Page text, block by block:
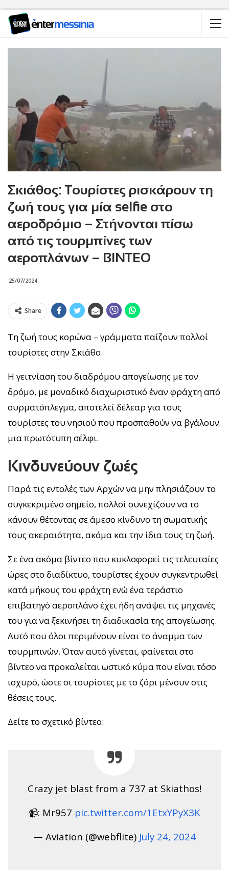
Σκιάθος: Τουρίστες ρισκάρουν τη
ζωή τους για μία selfie στο
αεροδρόμιο – Στήνονται πίσω
από τις τουρμπίνες των
αεροπλάνων – ΒΙΝΤΕΟ
25/07/2024
Share
Τη ζωή τους κορώνα – γράμματα παίζουν πολλοί
τουρίστες στην Σκιάθο.
Η γειτνίαση του διαδρόμου απογείωσης με τον
δρόμο, με μοναδικό διαχωριστικό έναν φράχτη από
συρματόπλεγμα, αποτελεί δέλεαρ για τους
τουρίστες του νησιού που προσπαθούν να βγάλουν
μια πρωτότυπη σέλφι.
Κινδυνεύουν ζωές
Παρά τις εντολές των Αρχών να μην πλησιάζουν το
συγκεκριμένο σημείο, πολλοί συνεχίζουν να το
κάνουν θέτοντας σε άμεσο κίνδυνο τη σωματικής
τους ακεραιότητα, ακόμα και την ίδια τους τη ζωή.
Σε ένα ακόμα βίντεο που κυκλοφορεί τις τελευταίες
ώρες στο διαδίκτυο, τουρίστες έχουν συγκεντρωθεί
κατά μήκους του φράχτη ενώ ένα τεράστιο
επιβατηγό αεροπλάνο έχει ήδη ανάψει τις μηχανές
του για να ξεκινήσει τη διαδικασία της απογείωσης.
Αυτό που όλοι περιμένουν είναι το άναμμα των
τουρμπινών. Όταν αυτό γίνεται, φαίνεται στο
βίντεο να προκαλείται ωστικό κύμα που είναι τόσο
ισχυρό, ώστε οι τουρίστες με το ζόρι μένουν στις
θέσεις τους.
Δείτε το σχετικό βίντεο:
Crazy jet blast from a 737 at Skiathos!
📹: Mr957 pic.twitter.com/1EtxYPyX3K
— Aviation (@webflite) July 24, 2024